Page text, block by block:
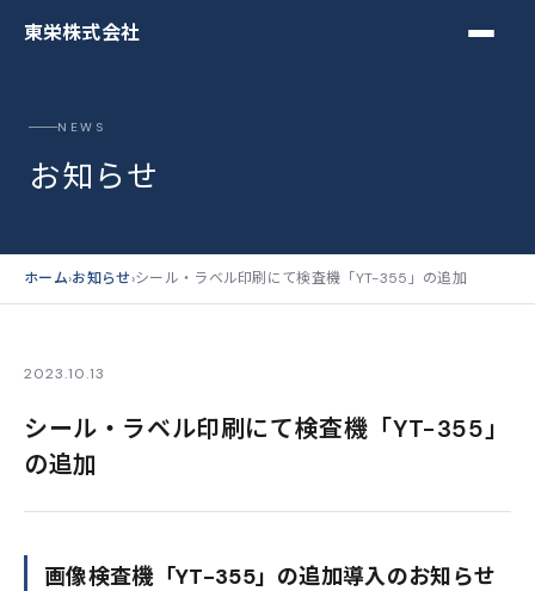
東栄株式会社
NEWS
お知らせ
ホーム›お知らせ›シール・ラベル印刷にて検査機「YT-355」の追加
2023.10.13
シール・ラベル印刷にて検査機「YT-355」
の追加
画像検査機「YT-355」の追加導入のお知らせ